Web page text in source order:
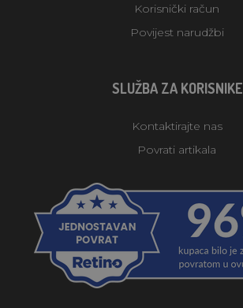
Korisnički račun
Povijest narudžbi
SLUŽBA ZA KORISNIKE
Kontaktirajte nas
Povrati artikala